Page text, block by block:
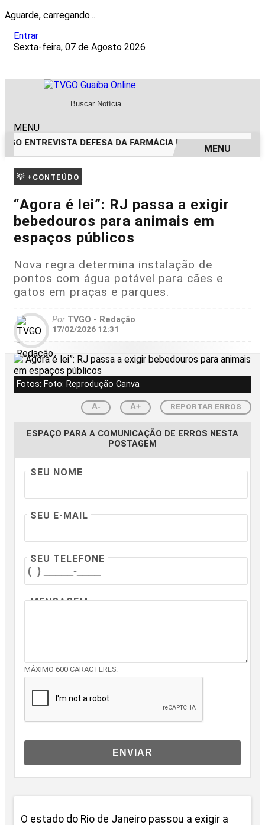
Aguarde, carregando...
Entrar
Sexta-feira, 07 de Agosto 2026
MENU
ENTREVISTA DEFESA DA FARMÁCIA INVESTIGADA EM
EM ALTA
MENU
💡 +CONTEÚDO
“Agora é lei”: RJ passa a exigir
bebedouros para animais em
espaços públicos
Nova regra determina instalação de
pontos com água potável para cães e
gatos em praças e parques.
Por TVGO - Redação
17/02/2026 12:31
Fotos: Foto: Reprodução Canva
A- A+ REPORTAR ERROS
ESPAÇO PARA A COMUNICAÇÃO DE ERROS NESTA
POSTAGEM
SEU NOME
SEU E-MAIL
SEU TELEFONE
MENSAGEM
MÁXIMO 600 CARACTERES.
ENVIAR
O estado do Rio de Janeiro passou a exigir a